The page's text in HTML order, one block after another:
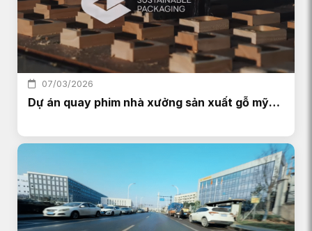
07/03/2026
Dự án quay phim nhà xưởng sản xuất gỗ mỹ…